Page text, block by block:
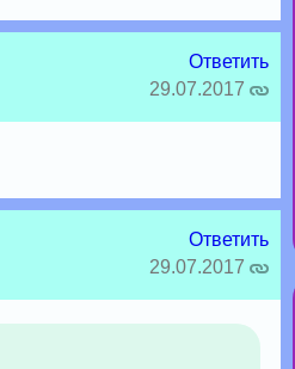
Ответить
29.07.2017
Ответить
29.07.2017